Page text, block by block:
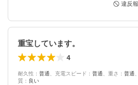
違反
重宝しています。
4
耐久性 ： 普通 充電スピード ： 普通 重さ ： 普通
質 ： 良い